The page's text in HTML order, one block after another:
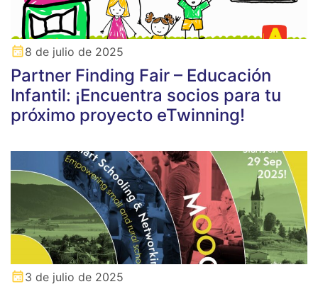
8 de julio de 2025
Partner Finding Fair – Educación
Infantil: ¡Encuentra socios para tu
próximo proyecto eTwinning!
3 de julio de 2025